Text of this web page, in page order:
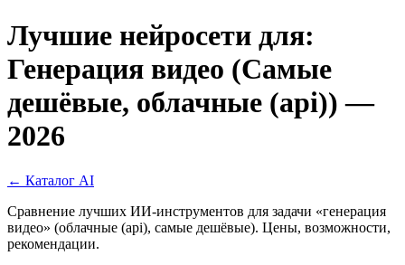
Лучшие нейросети для:
Генерация видео (Самые
дешёвые, облачные (api)) —
2026
← Каталог AI
Сравнение лучших ИИ-инструментов для задачи «генерация
видео» (облачные (api), самые дешёвые). Цены, возможности,
рекомендации.